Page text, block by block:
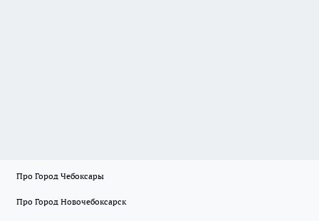
Про Город Чебоксары
Про Город Новочебоксарск